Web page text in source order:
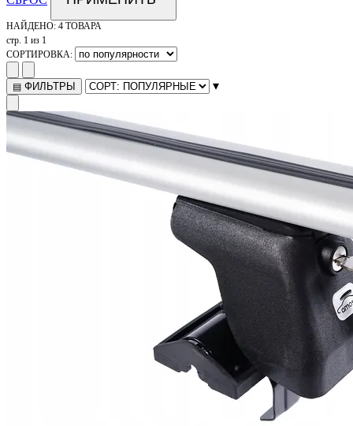
НАЙДЕНО: 4 ТОВАРА
стр. 1 из 1
СОРТИРОВКА:
▤ ФИЛЬТРЫ ▾